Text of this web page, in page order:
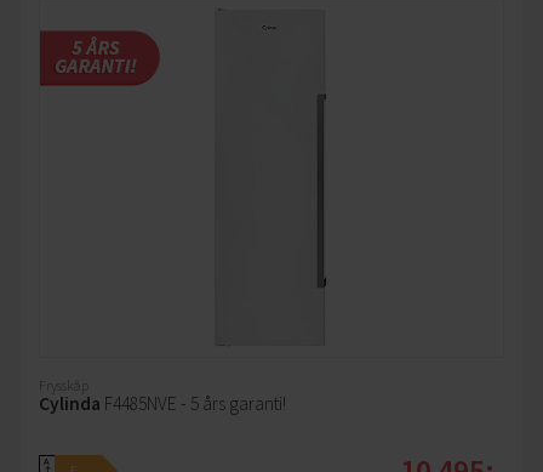
Frysskåp
Cylinda F4485NVE - 5 års garanti!
A